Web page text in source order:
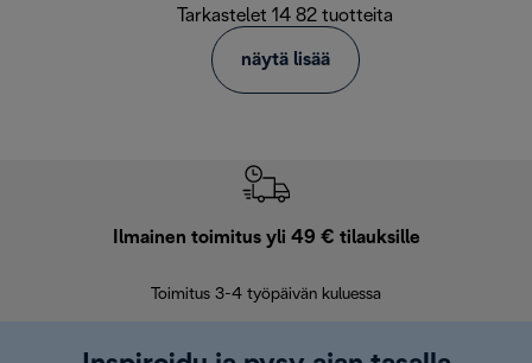
Tarkastelet 14 82 tuotteita
näytä lisää
Ilmainen toimitus yli 49 € tilauksille
Toimitus 3-4 työpäivän kuluessa